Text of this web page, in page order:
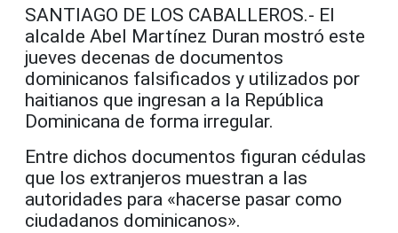
SANTIAGO DE LOS CABALLEROS.- El
alcalde Abel Martínez Duran mostró este
jueves decenas de documentos
dominicanos falsificados y utilizados por
haitianos que ingresan a la República
Dominicana de forma irregular.
Entre dichos documentos figuran cédulas
que los extranjeros muestran a las
autoridades para «hacerse pasar como
ciudadanos dominicanos».